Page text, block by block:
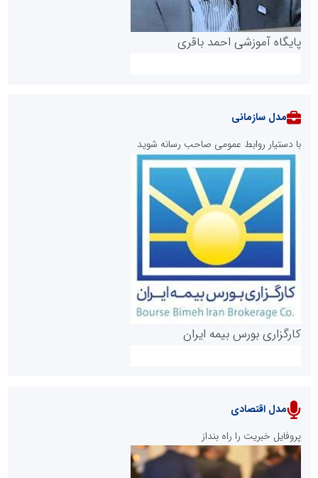
پایگاه آموزشی احمد باقری
روابط عمومی خبرگزاری گزارش خبر
پایگاه خبری نهضت ملی مسکن
مدل سازمانی
با دستیار روابط عمومی صاحب رسانه شوید
کارگزاری بورس بیمه ایران
مدل اقتصادی
پروفایل خبریت را راه بنداز